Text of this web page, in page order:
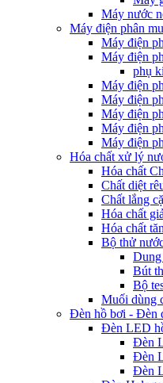
Máy nước
Máy điện phân
Máy điện
Máy điện
phụ
Máy điện
Máy điện
Máy điện
Máy điện
Máy điện
Hóa chất xử lý
Hóa chất
Chất diệt
Chất lắng
Hóa chất
Hóa chất
Bộ thử
Bút
Bộ
Muối dùng
Đèn hồ bơi - Đèn
Đèn LED
Đèn
Đèn
Đèn